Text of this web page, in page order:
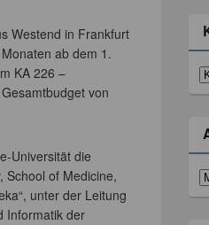
Westend in Frankfurt
ab dem 1.
KA 226 –
von
Universität die
School of Medicine,
unter der Leitung
Informatik der